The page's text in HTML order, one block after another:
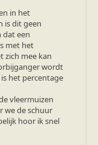
in het
is dit geen
dat een
met het
zich mee kan
wordt
het percentage
vleermuizen
we de schuur
hoor ik snel